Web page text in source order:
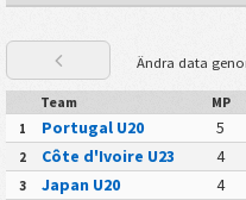
Ändra data
Team MP
1 Portugal U20 5
2 Côte d'Ivoire U23 4
3 Japan U20 4